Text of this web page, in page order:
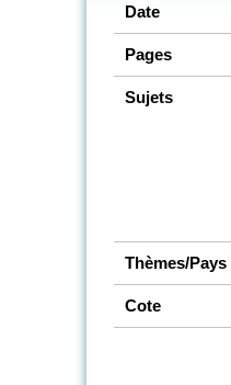
Date
Pages
Sujets
Thèmes/Pays
Cote